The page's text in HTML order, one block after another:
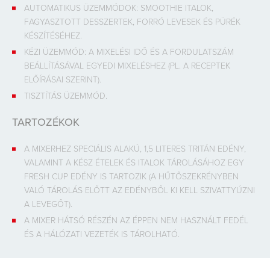
AUTOMATIKUS ÜZEMMÓDOK: SMOOTHIE ITALOK,
FAGYASZTOTT DESSZERTEK, FORRÓ LEVESEK ÉS PÜRÉK
KÉSZÍTÉSÉHEZ.
KÉZI ÜZEMMÓD: A MIXELÉSI IDŐ ÉS A FORDULATSZÁM
BEÁLLÍTÁSÁVAL EGYEDI MIXELÉSHEZ (PL. A RECEPTEK
ELŐÍRÁSAI SZERINT).
TISZTÍTÁS ÜZEMMÓD.
TARTOZÉKOK
A MIXERHEZ SPECIÁLIS ALAKÚ, 1,5 LITERES TRITÁN EDÉNY,
VALAMINT A KÉSZ ÉTELEK ÉS ITALOK TÁROLÁSÁHOZ EGY
FRESH CUP EDÉNY IS TARTOZIK (A HŰTŐSZEKRÉNYBEN
VALÓ TÁROLÁS ELŐTT AZ EDÉNYBŐL KI KELL SZIVATTYÚZNI
A LEVEGŐT).
A MIXER HÁTSÓ RÉSZÉN AZ ÉPPEN NEM HASZNÁLT FEDÉL
ÉS A HÁLÓZATI VEZETÉK IS TÁROLHATÓ.